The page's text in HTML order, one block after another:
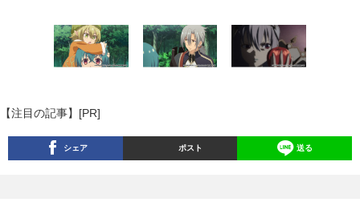
【注目の記事】[PR]
シェア ポスト 送る